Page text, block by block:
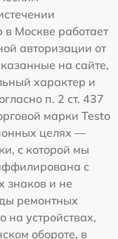
Москве работает
авторизации от
на сайте,
характер и
п. 2 ст. 437
марки Testo
целях —
с которой мы
с
знаков и не
ремонтных
на устройствах,
обороте, в